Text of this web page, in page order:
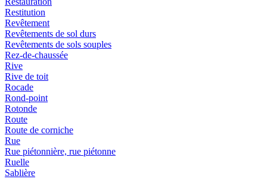
Restitution
Revêtement
Revêtements de sol durs
Revêtements de sols souples
Rez-de-chaussée
Rive
Rive de toit
Rocade
Rond-point
Rotonde
Route
Route de corniche
Rue
Rue piétonnière, rue piétonne
Ruelle
Sablière